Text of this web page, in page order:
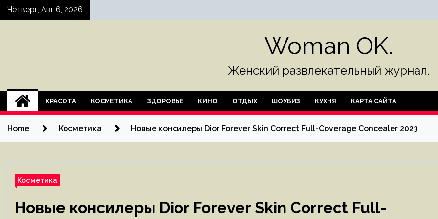
SkipЧетверг, Авг 6, 2026
Woman OK.
Женский развлекательный журнал.
КРАСОТА КОСМЕТИКА ЗДОРОВЬЕ КИНО ОТДЫХ ШОУБИЗ КУХНЯ КАРТА САЙТА
Home Косметика Новые консилеры Dior Forever Skin Correct Full-Coverage Concealer 2023
Косметика
Новые консилеры Dior Forever Skin Correct Full-